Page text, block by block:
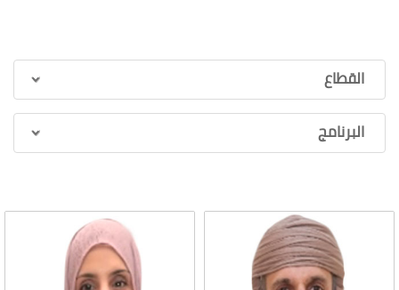
القطاع
البرنامج